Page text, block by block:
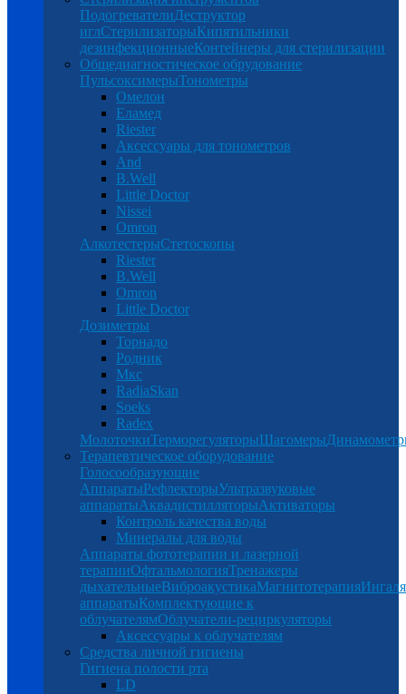
ПодогревателиДеструктор
иглСтерилизаторыКипятильники
дезинфекционныеКонтейнеры для стерилизации
Общедиагностическое обрудование
ПульсоксимерыТонометры
Омелон
Еламед
Riester
Аксессуары для тонометров
And
B.Well
Little Doctor
Nissei
Omron
АлкотестерыСтетоскопы
Riester
B.Well
Omron
Little Doctor
Дозиметры
Торнадо
Родник
Мкс
RadiaSkan
Soeks
Radex
МолоточкиТерморегуляторыШагомеры
Терапевтическое оборудование
Голосообразующие
АппаратыРефлекторыУльтразвуковые
аппаратыАквадистилляторыАктиваторы
Контроль качества воды
Минералы для воды
Аппараты фототерапии и лазерной
терапииОфтальмологияТренажеры
дыхательныеВиброакустикаМагнитотерапия
аппаратыКомплектующие к
облучателямОблучатели-рециркуляторы
Аксессуары к облучателям
Средства личной гигиены
Гигиена полости рта
LD